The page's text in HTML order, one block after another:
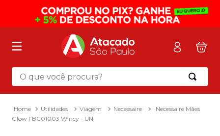
O que você procura?
Utilidades Viagem Necessaire
Necessaire Mães
Glow FBC01003 Wincy - UN
Termos mais buscados
mochila
2 º sacola